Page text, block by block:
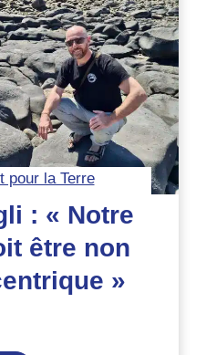
éviter
l’avion ?
pour la Terre
: « Notre
être non
»